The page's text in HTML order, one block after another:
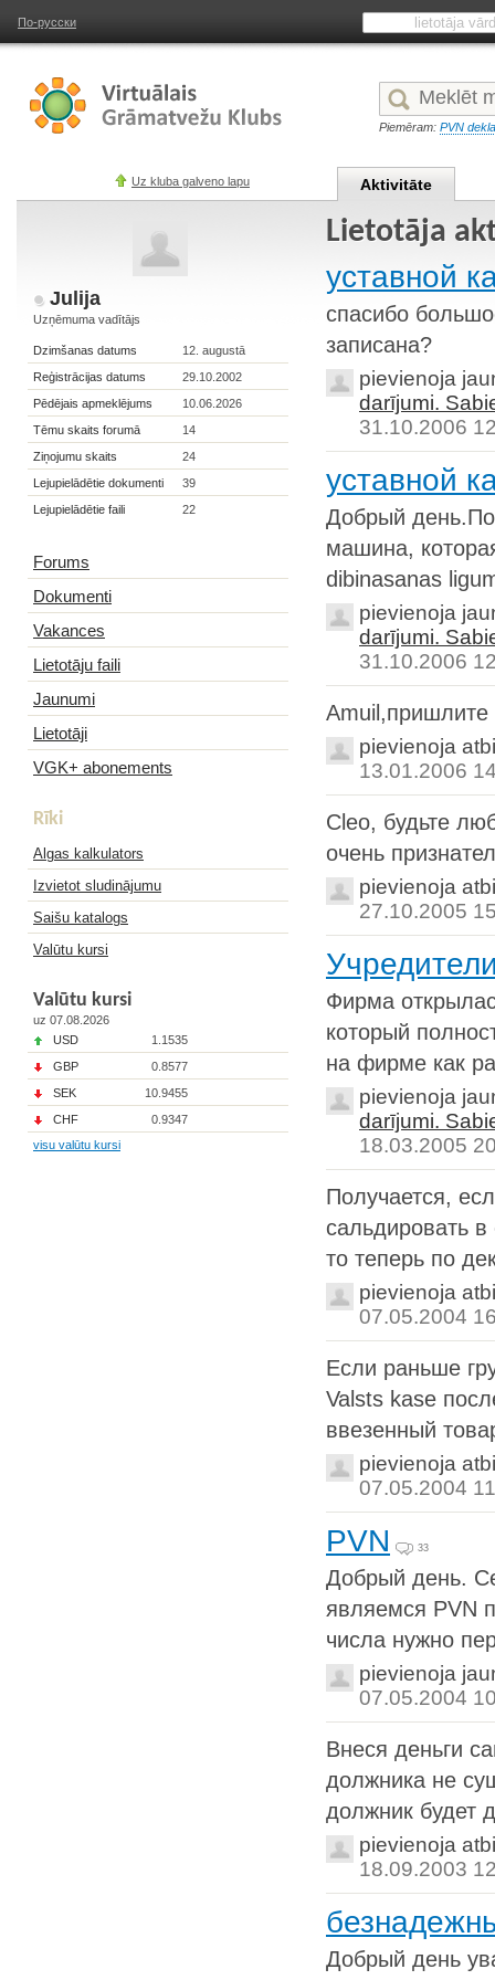
По-русски
Piemēram: PVN
Uz kluba galveno lapu Aktivitāte
Julija
Uzņēmuma vadītājs
Dzimšanas datums
12. augustā
Reģistrācijas datums
29.10.2002
Pēdējais apmeklējums
10.06.2026
Tēmu skaits forumā
14
Ziņojumu skaits
24
Lejupielādētie dokumenti
39
Lejupielādētie faili
22
Forums
Dokumenti
Vakances
Lietotāju faili
Jaunumi
Lietotāji
VGK+ abonements
Rīki
Algas kalkulators
Izvietot sludinājumu
Saišu katalogs
Valūtu kursi
Valūtu kursi
uz 07.08.2026
USD
1.1535
GBP
0.8577
SEK
10.9455
CHF
0.9347
visu valūtu kursi
Lietotāja
уставной
спасибо
записана?
pievienoja
darījumi.
31.10.2006
уставной
Добрый
машина,
dibinasanas
pievienoja
darījumi.
31.10.2006
pievienoja
13.01.2006
Cleo, будьте
очень
pievienoja
27.10.2005
Фирма
который
на фирме как
pievienoja
darījumi.
18.03.2005
Получается,
сальдировать
то теперь по
pievienoja
07.05.2004
Если раньше
Valsts kase
ввезенный
pievienoja
07.05.2004
PVN 33
Добрый день.
являемся PVN
числа нужно
pievienoja
07.05.2004
Внеся деньги
должника не
должник будет
pievienoja
18.09.2003
Добрый день